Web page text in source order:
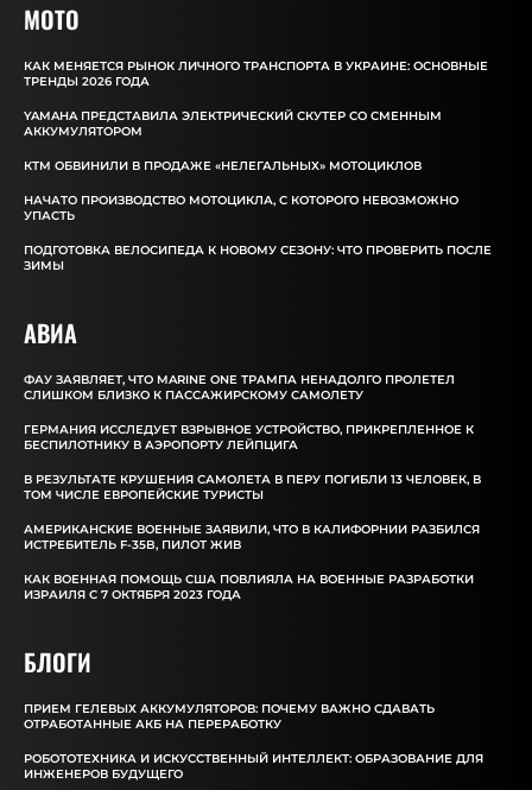
MOTO
КАК МЕНЯЕТСЯ РЫНОК ЛИЧНОГО ТРАНСПОРТА В УКРАИНЕ: ОСНОВНЫЕ
ТРЕНДЫ 2026 ГОДА
YAMAHA ПРЕДСТАВИЛА ЭЛЕКТРИЧЕСКИЙ СКУТЕР СО СМЕННЫМ
АККУМУЛЯТОРОМ
КТМ ОБВИНИЛИ В ПРОДАЖЕ «НЕЛЕГАЛЬНЫХ» МОТОЦИКЛОВ
НАЧАТО ПРОИЗВОДСТВО МОТОЦИКЛА, С КОТОРОГО НЕВОЗМОЖНО
УПАСТЬ
ПОДГОТОВКА ВЕЛОСИПЕДА К НОВОМУ СЕЗОНУ: ЧТО ПРОВЕРИТЬ ПОСЛЕ
ЗИМЫ
АВИА
ФАУ ЗАЯВЛЯЕТ, ЧТО MARINE ONE ТРАМПА НЕНАДОЛГО ПРОЛЕТЕЛ
СЛИШКОМ БЛИЗКО К ПАССАЖИРСКОМУ САМОЛЕТУ
ГЕРМАНИЯ ИССЛЕДУЕТ ВЗРЫВНОЕ УСТРОЙСТВО, ПРИКРЕПЛЕННОЕ К
БЕСПИЛОТНИКУ В АЭРОПОРТУ ЛЕЙПЦИГА
В РЕЗУЛЬТАТЕ КРУШЕНИЯ САМОЛЕТА В ПЕРУ ПОГИБЛИ 13 ЧЕЛОВЕК, В
ТОМ ЧИСЛЕ ЕВРОПЕЙСКИЕ ТУРИСТЫ
АМЕРИКАНСКИЕ ВОЕННЫЕ ЗАЯВИЛИ, ЧТО В КАЛИФОРНИИ РАЗБИЛСЯ
ИСТРЕБИТЕЛЬ F-35B, ПИЛОТ ЖИВ
КАК ВОЕННАЯ ПОМОЩЬ США ПОВЛИЯЛА НА ВОЕННЫЕ РАЗРАБОТКИ
ИЗРАИЛЯ С 7 ОКТЯБРЯ 2023 ГОДА
БЛОГИ
ПРИЕМ ГЕЛЕВЫХ АККУМУЛЯТОРОВ: ПОЧЕМУ ВАЖНО СДАВАТЬ
ОТРАБОТАННЫЕ АКБ НА ПЕРЕРАБОТКУ
РОБОТОТЕХНИКА И ИСКУССТВЕННЫЙ ИНТЕЛЛЕКТ: ОБРАЗОВАНИЕ ДЛЯ
ИНЖЕНЕРОВ БУДУЩЕГО